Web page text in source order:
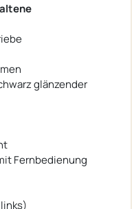
glänzender
Fernbedienung